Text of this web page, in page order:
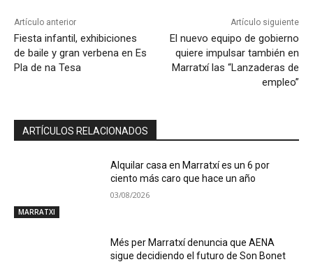
Artículo anterior
Fiesta infantil, exhibiciones
de baile y gran verbena en Es
Pla de na Tesa
Artículo siguiente
El nuevo equipo de gobierno
quiere impulsar también en
Marratxí las “Lanzaderas de
empleo”
ARTÍCULOS RELACIONADOS
MARRATXI
Alquilar casa en Marratxí es un 6 por
ciento más caro que hace un año
03/08/2026
Més per Marratxí denuncia que AENA
sigue decidiendo el futuro de Son Bonet